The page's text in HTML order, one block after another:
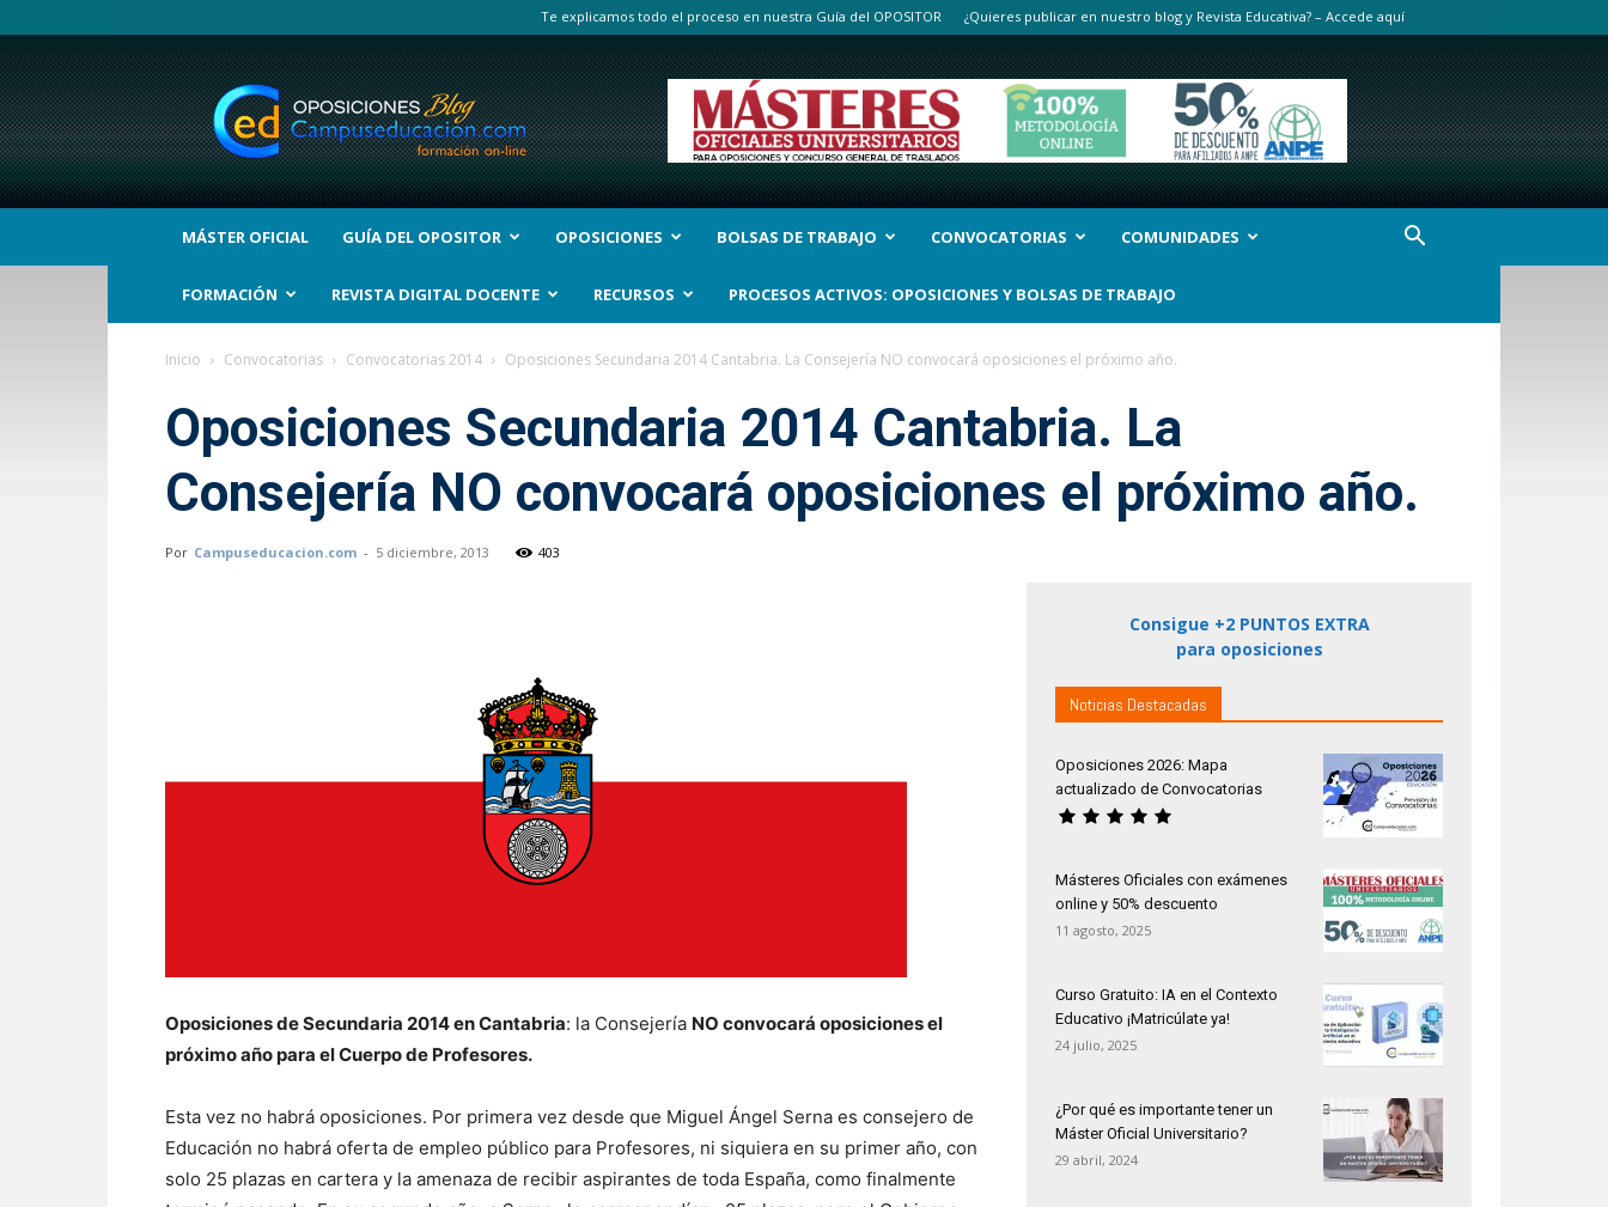
Te explicamos todo el proceso en nuestra Guía del OPOSITOR ¿Quieres publicar en nuestro blog y Revista Educativa? – Accede aquí
BLOG
Noticias
Oposiciones
y
bolsas
Trabajo
Interinos.
MÁSTER OFICIAL GUÍA DEL OPOSITOR OPOSICIONES BOLSAS DE TRABAJO CONVOCATORIAS COMUNIDADES
FORMACIÓN REVISTA DIGITAL DOCENTE RECURSOS PROCESOS ACTIVOS: OPOSICIONES Y BOLSAS DE TRABAJO
Inicio Convocatorias Convocatorias 2014 Oposiciones Secundaria 2014 Cantabria. La Consejería NO convocará oposiciones el próximo año.
Oposiciones Secundaria 2014 Cantabria. La
Consejería NO convocará oposiciones el próximo año.
Por Campuseducacion.com - 5 diciembre, 2013 403
Oposiciones de Secundaria 2014 en Cantabria: la Consejería NO convocará oposiciones el
próximo año para el Cuerpo de Profesores.
Esta vez no habrá oposiciones. Por primera vez desde que Miguel Ángel Serna es consejero de
Educación no habrá oferta de empleo público para Profesores, ni siquiera en su primer año, con
solo 25 plazas en cartera y la amenaza de recibir aspirantes de toda España, como finalmente
Consigue +2 PUNTOS EXTRA
para oposiciones
Noticias Destacadas
Oposiciones 2026: Mapa
actualizado de Convocatorias
Másteres Oficiales con exámenes
online y 50% descuento
11 agosto, 2025
Curso Gratuito: IA en el Contexto
Educativo ¡Matricúlate ya!
24 julio, 2025
¿Por qué es importante tener un
Máster Oficial Universitario?
29 abril, 2024